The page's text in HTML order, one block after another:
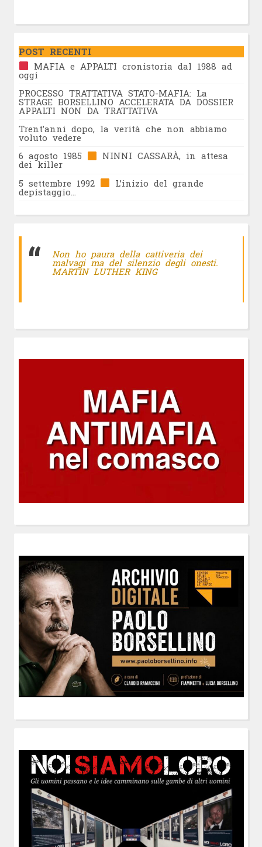
POST RECENTI
MAFIA e APPALTI cronistoria dal 1988 ad
oggi
PROCESSO TRATTATIVA STATO-MAFIA: La
STRAGE BORSELLINO ACCELERATA DA DOSSIER
APPALTI NON DA TRATTATIVA
Trent’anni dopo, la verità che non abbiamo
voluto vedere
6 agosto 1985
NINNI CASSARÀ, in attesa
dei killer
5 settembre 1992
L’inizio del grande
depistaggio…
Non ho paura della cattiveria dei
malvagi ma del silenzio degli onesti.
MARTIN LUTHER KING